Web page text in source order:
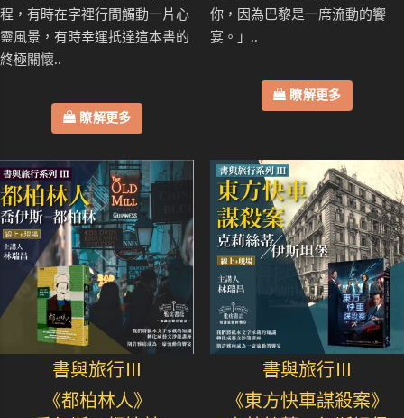
程，有時在字裡行間觸動一片心
靈風景，有時幸運抵達這本書的
終極關懷..
瞭解更多
你，因為巴黎是一席流動的饗
宴。」..
瞭解更多
書與旅行Ⅲ
《都柏林人》
書與旅行Ⅲ
《東方快車謀殺案》